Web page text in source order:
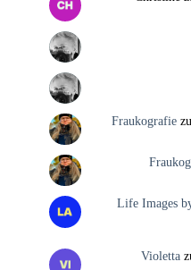
Fraukografiezu
Life Images
Violetta